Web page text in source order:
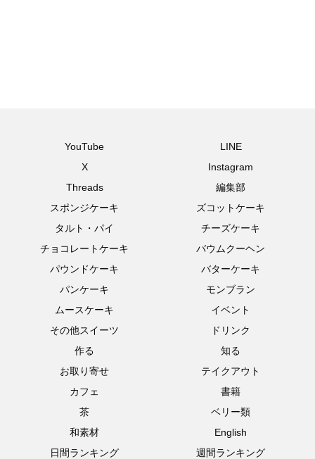
YouTube
LINE
X
Instagram
Threads
編集部
スポンジケーキ
ズコットケーキ
タルト・パイ
チーズケーキ
チョコレートケーキ
バウムクーヘン
パウンドケーキ
バターケーキ
パンケーキ
モンブラン
ムースケーキ
イベント
その他スイーツ
ドリンク
作る
知る
お取り寄せ
テイクアウト
カフェ
書籍
茶
ベリー類
和素材
English
日間ランキング
週間ランキング